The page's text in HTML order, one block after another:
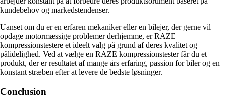
kundebehov og markedstendenser.
Uanset om du er en erfaren mekaniker eller en bilejer, der gerne vil
opdage motormæssige problemer derhjemme, er RAZE
kompressionstestere et ideelt valg på grund af deres kvalitet og
pålidelighed. Ved at vælge en RAZE kompressionstester får du et
produkt, der er resultatet af mange års erfaring, passion for biler og en
konstant stræben efter at levere de bedste løsninger.
Conclusion